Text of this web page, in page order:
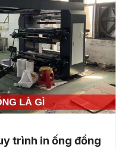
trình in ống đồng